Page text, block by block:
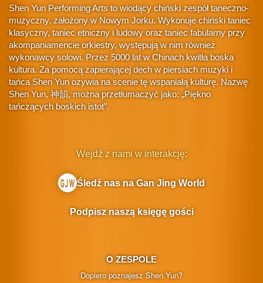
Shen Yun Performing Arts to wiodący chiński zespół taneczno-
muzyczny, założony w Nowym Jorku. Wykonuje chiński taniec
klasyczny, taniec etniczny i ludowy oraz taniec fabularny przy
akompaniamencie orkiestry, występują w nim również
wykonawcy solowi. Przez 5000 lat w Chinach kwitła boska
kultura. Za pomocą zapierającej dech w piersiach muzyki i
tańca Shen Yun ożywia na scenie tę wspaniałą kulturę. Nazwę
Shen Yun, 神韻, można przetłumaczyć jako: „Piękno
tańczących boskich istot”.
O ZESPOLE
Dopiero poznajesz Shen Yun?
Wejdź z nami w interakcję:
Śledź nas na Gan Jing World
Podpisz naszą księgę gości